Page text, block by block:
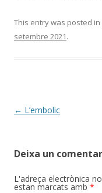
This entry was posted in
setembre 2021.
Post
← L’embolic
Deixa un
L'adreça electrònica
estan marcats amb *